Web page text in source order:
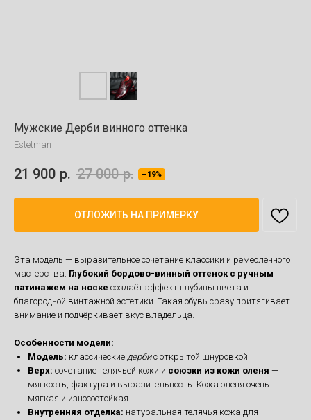
Мужские Дерби винного оттенка
Estetman
21 900 р. 27 000 р. –19%
ОТЛОЖИТЬ НА ПРИМЕРКУ
Эта модель — выразительное сочетание классики и ремесленного
мастерства. Глубокий бордово-винный оттенок с ручным
патинажем на носке создаёт эффект глубины цвета и
благородной винтажной эстетики. Такая обувь сразу притягивает
внимание и подчёркивает вкус владельца.
Особенности модели:
Модель: классические дербис открытой шнуровкой
Верх: сочетание телячьей кожи и союзки из кожи оленя —
мягкость, фактура и выразительность. Кожа оленя очень
мягкая и износостойкая
Внутренняя отделка: натуральная телячья кожа для